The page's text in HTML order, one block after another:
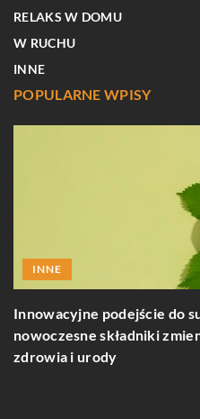
RELAKS W DOMU
W RUCHU
INNE
POPULARNE WPISY
INNE
Innowacyjne podejście do
nowoczesne składniki
zdrowia i urody